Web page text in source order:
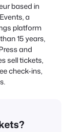
based in
a
platform
15 years,
and
sell tickets,
check-ins,